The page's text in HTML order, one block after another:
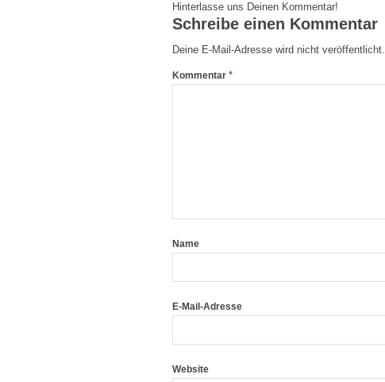
Hinterlasse uns Deinen Kommentar!
Schreibe einen Kommentar
Deine E-Mail-Adresse wird nicht veröffentlicht.
Kommentar *
Name
E-Mail-Adresse
Website